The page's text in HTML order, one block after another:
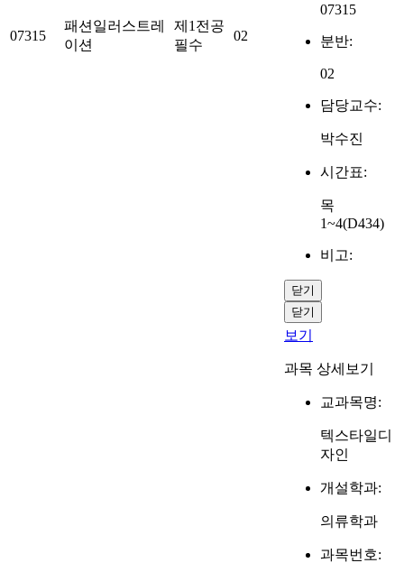
07315
패션일러스트레
이션
제1전공
필수
02
07315
분반:
02
담당교수:
박수진
시간표:
목
1~4(D434)
비고:
닫기
닫기
보기
과목 상세보기
교과목명:
텍스타일디
자인
개설학과:
의류학과
과목번호: